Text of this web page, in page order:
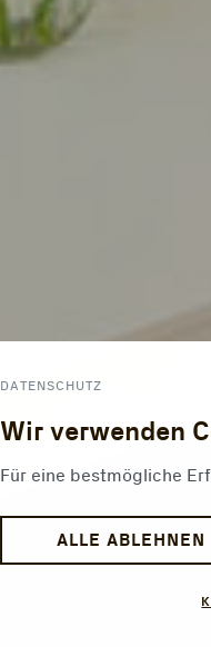
DATENSCHUTZ
Wir verwenden
Für eine bestmögliche
ALLE ABLEHNEN